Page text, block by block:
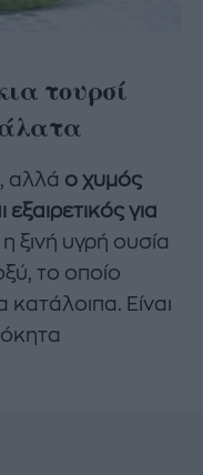
τουρσί
αλλά ο χυμός
για
ξινή υγρή ουσία
το οποίο
Είναι